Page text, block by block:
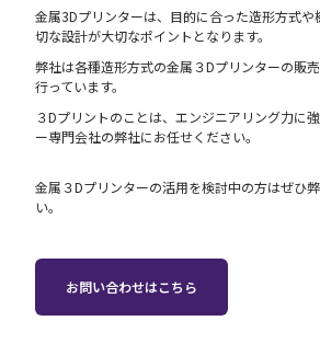
金属3Dプリンターは、目的に合った造形方式
切な設計が大切なポイントとなります。
弊社は各種造形方式の金属３Dプリンターの販
行っています。
３Dプリントのことは、エンジニアリング力に
ー専門会社の弊社にお任せください。
金属３Dプリンターの活用を検討中の方はぜひ
い。
お問い合わせはこちら